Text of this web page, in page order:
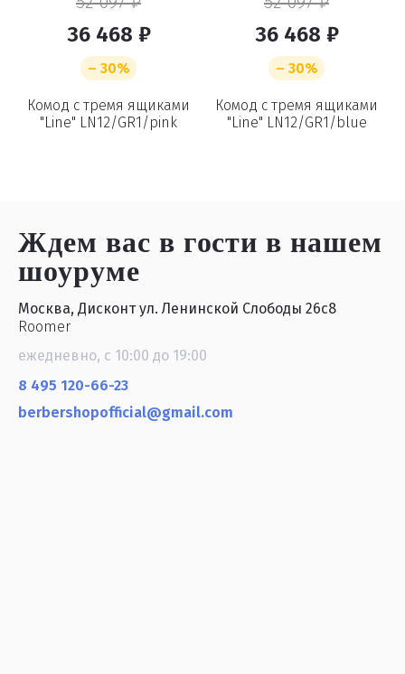
36 468 ₽
– 30%
Комод с тремя ящиками
"Line" LN12/GR1/pink
36 468 ₽
– 30%
Комод с тремя ящиками
"Line" LN12/GR1/blue
Ждем вас в гостив нашем
шоуруме
Москва, Дисконт ул. Ленинской Слободы 26с8
Roomer
ежедневно, с 10:00 до 19:00
8 495 120-66-23
berbershopofficial@gmail.com